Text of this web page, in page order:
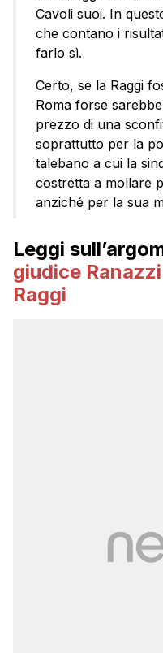
Cavoli suoi. In
che contano i
farlo sì.
Certo, se la Raggi
Roma forse
prezzo di una
soprattutto per la
talebano a cui la
costretta a mollare
anziché per la sua
Leggi
giudice
Raggi